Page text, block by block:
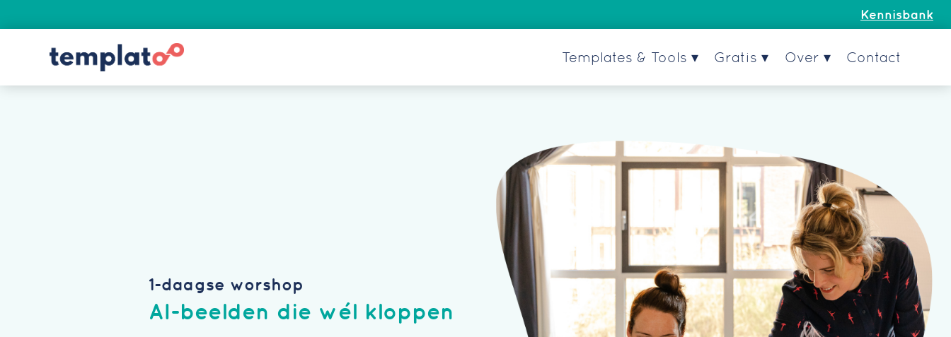
Kennisbank
Templates & Tools ▾ Gratis ▾ Over ▾ Contact
1-daagse worshop
AI-beelden die wél kloppen